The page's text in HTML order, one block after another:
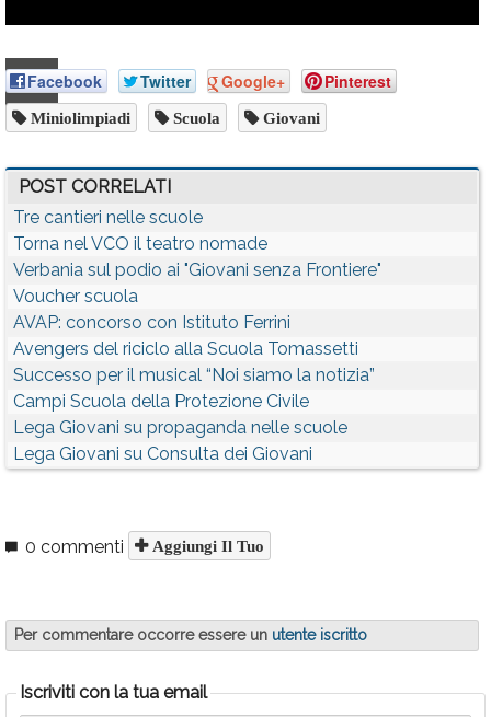
Facebook Twitter Google+ Pinterest
Miniolimpiadi Scuola Giovani
POST CORRELATI
Tre cantieri nelle scuole
Torna nel VCO il teatro nomade
Verbania sul podio ai "Giovani senza Frontiere"
Voucher scuola
AVAP: concorso con Istituto Ferrini
Avengers del riciclo alla Scuola Tomassetti
Successo per il musical “Noi siamo la notizia”
Campi Scuola della Protezione Civile
Lega Giovani su propaganda nelle scuole
Lega Giovani su Consulta dei Giovani
0 commenti Aggiungi Il Tuo
Per commentare occorre essere un utente iscritto
Iscriviti con la tua email